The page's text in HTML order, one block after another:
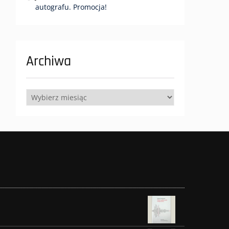
autografu. Promocja!
Archiwa
Archiwa